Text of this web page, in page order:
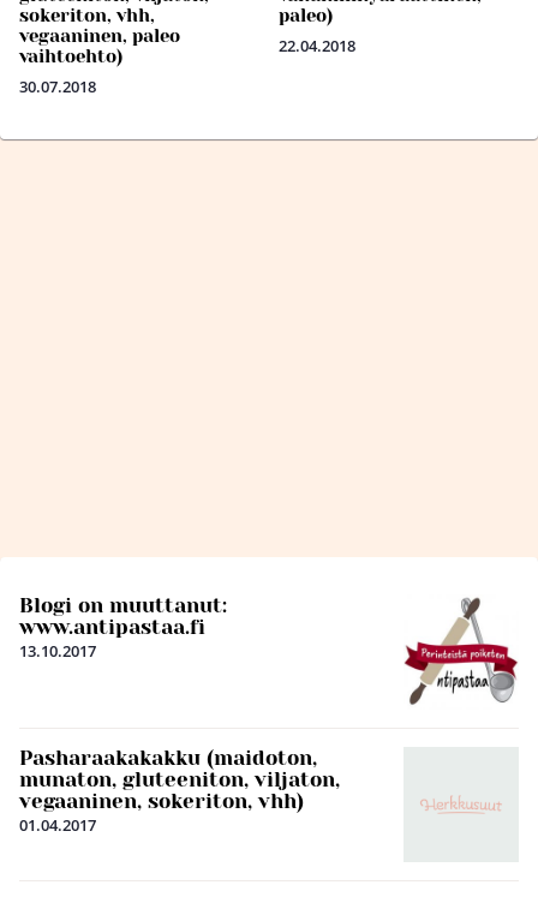
sokeriton, vhh,
vegaaninen, paleo
vaihtoehto)
30.07.2018
paleo)
22.04.2018
Blogi on muuttanut:
www.antipastaa.fi
13.10.2017
Pasharaakakakku (maidoton,
munaton, gluteeniton, viljaton,
vegaaninen, sokeriton, vhh)
01.04.2017